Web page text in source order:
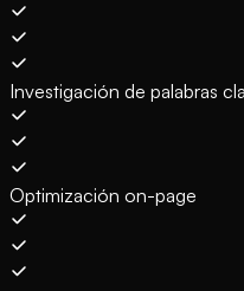
Investigación de palabras
Optimización on-page